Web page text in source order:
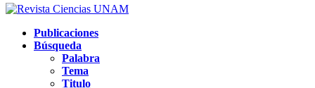
Publicaciones
Búsqueda
Palabra
Tema
Titulo